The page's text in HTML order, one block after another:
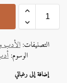
التصنيفات:الأدب
الوسوم:
إضافة إلى رغباتي